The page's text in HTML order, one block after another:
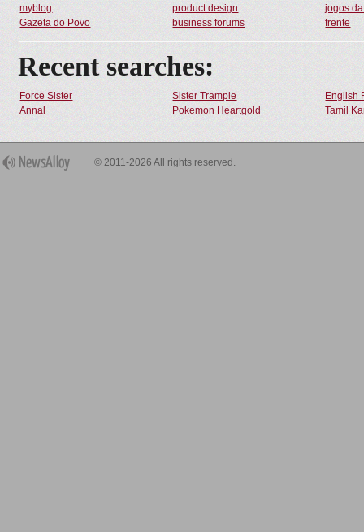
myblog
product design
jogos
Gazeta do Povo
business forums frente
Recent searches:
Force Sister Sister Trample
English
Annal
Pokemon Heartgold Tamil
© 2011-2026 All rights reserved.